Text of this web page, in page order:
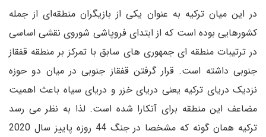
در این میان ترکیه به عنوان یکی از بازیگران منطقه‌ای از جمله
کشورهایی بوده است که از ابتدای فروپاشی شوروی نقشی اساسی
در ترتیبات منطقه ای جمهوری های سابق با تمرکز بر منطقه قفقاز
جنوبی داشته است. قرار گرفتن قفقاز جنوبی در میان دو حوزه
نزدیک دریای ترکیه یعنی دریای خزر و دریای سیاه باعث اهمیت
مضاعف این منطقه برای آنکارا شده است. لذا به نظر می رسد
ترکیه همان گونه که مشخصا در جنگ 44 روزه پاییز سال 2020